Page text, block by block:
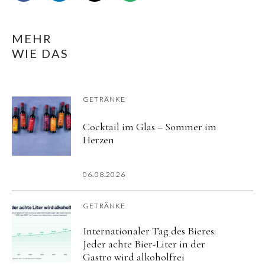
MEHR
WIE DAS
GETRÄNKE
Cocktail im Glas – Sommer im
Herzen
06.08.2026
GETRÄNKE
Internationaler Tag des Bieres:
Jeder achte Bier-Liter in der
Gastro wird alkoholfrei